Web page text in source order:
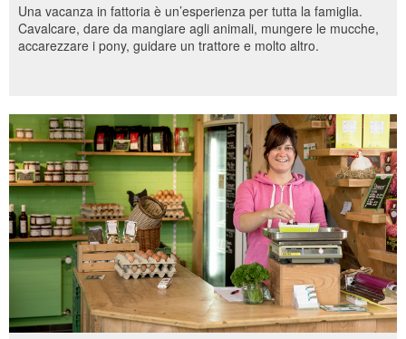
Una vacanza in fattoria è un’esperienza per tutta la famiglia.
Cavalcare, dare da mangiare agli animali, mungere le mucche,
accarezzare i pony, guidare un trattore e molto altro.